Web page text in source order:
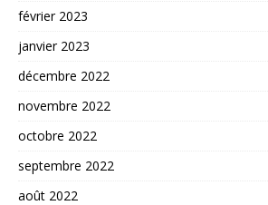
février 2023
janvier 2023
décembre 2022
novembre 2022
octobre 2022
septembre 2022
août 2022